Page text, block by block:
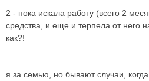
2 - пока искала работу (всего 2
средства, и еще и терпела от него
как?!
я за семью, но бывают случаи,